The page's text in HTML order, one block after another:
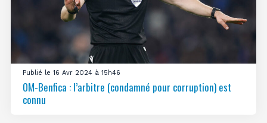
Publié le 16 Avr 2024 à 15h46
OM-Benfica : l’arbitre (condamné pour corruption) est
connu